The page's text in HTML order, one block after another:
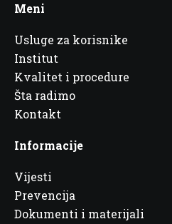
Meni
Usluge za korisnike
Institut
Kvalitet i procedure
Šta radimo
Kontakt
Informacije
Vijesti
Prevencija
Dokumenti i materijali